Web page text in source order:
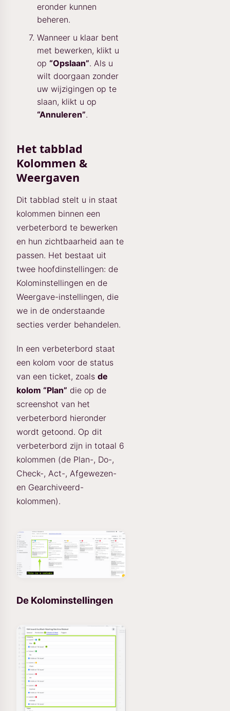
eronder kunnen
beheren.
Wanneer u klaar bent
met bewerken, klikt u
op “Opslaan”. Als u
wilt doorgaan zonder
uw wijzigingen op te
slaan, klikt u op
“Annuleren”.
Het tabblad
Kolommen &
Weergaven
Dit tabblad stelt u in staat
kolommen binnen een
verbeterbord te bewerken
en hun zichtbaarheid aan te
passen. Het bestaat uit
twee hoofdinstellingen: de
Kolominstellingen en de
Weergave-instellingen, die
we in de onderstaande
secties verder behandelen.
In een verbeterbord staat
een kolom voor de status
van een ticket, zoals de
kolom “Plan” die op de
screenshot van het
verbeterbord hieronder
wordt getoond. Op dit
verbeterbord zijn in totaal 6
kolommen (de Plan-, Do-,
Check-, Act-, Afgewezen-
en Gearchiveerd-
kolommen).
De Kolominstellingen